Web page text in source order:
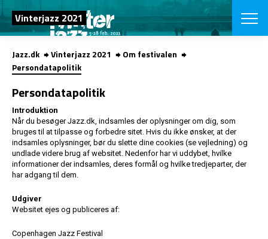
SØG
Vinterjazz 2021
VINTERJAZZ
Temaer
App
LOCATIONS
Venues &
App
INFO
Jazz.dk Vinterjazz 2021
Om festivalen
Persondatapolitik
Persondatapolitik
Introduktion
Når du besøger Jazz.dk, indsamles der oplysninger om dig, som
bruges til at tilpasse og forbedre sitet. Hvis du ikke ønsker, at der
indsamles oplysninger, bør du slette dine cookies (se vejledning) og
undlade videre brug af websitet. Nedenfor har vi uddybet, hvilke
informationer der indsamles, deres formål og hvilke tredjeparter, der
har adgang til dem.
Udgiver
Websitet ejes og publiceres af:
Copenhagen Jazz Festival